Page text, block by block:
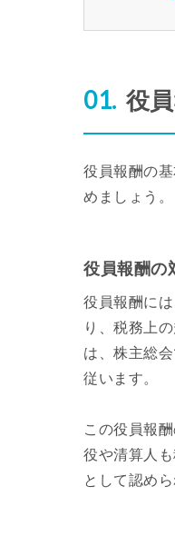
役
役員報酬の
めましょう。
役員報酬の
役員報酬に
り、税務上
は、株主総
従います。
この役員報
役や清算人
として認めら